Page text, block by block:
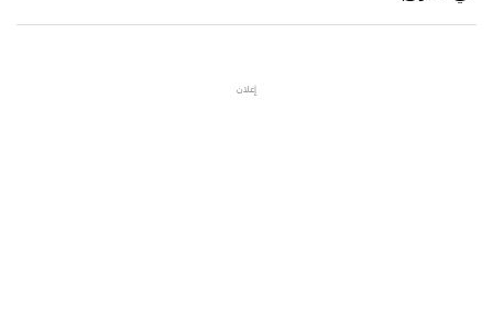
إعلان